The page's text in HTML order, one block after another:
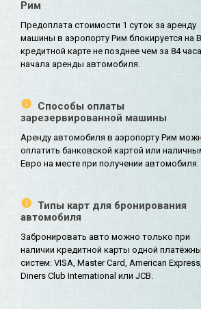
Рим
Предоплата стоимости 1 суток за аренду
машины в аэропорту Рим блокируется на
кредитной карте не позднее чем за 84
начала аренды автомобиля.
Способы оплаты
зарезервированной машины
Аренду автомобиля в аэропорту Рим
оплатить банковской картой или
Евро на месте при получении автомобиля.
Типы карт для бронирования
автомобиля
Забронировать авто можно только при
наличии кредитной карты одной
систем: VISA, Master Card, American Express,
Diners Club International или JCB.